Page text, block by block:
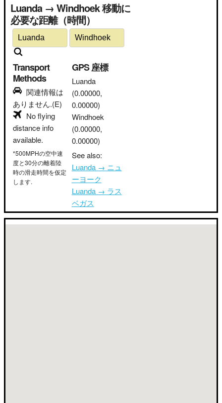
Luanda → Windhoek 移動に
必要な距離（時間）
Transport
Methods
関連情報は
ありません.(E)
No flying
distance info
available.
*500MPHの空中速
度と30分の離着陸
時の滑走時間を仮定
します.
GPS 座標
Luanda
(0.00000,
0.00000)
Windhoek
(0.00000,
0.00000)
See also:
Luanda → ニュ
ーヨーク
Luanda → ラス
ベガス